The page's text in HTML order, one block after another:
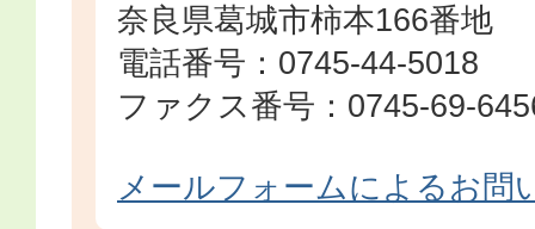
奈良県葛城市柿本166番地
電話番号：0745-44-5018
ファクス番号：0745-69-
メールフォームによるお問